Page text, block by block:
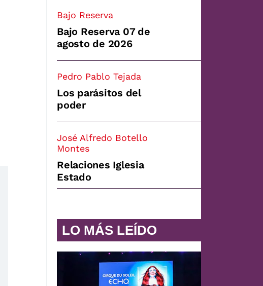
Bajo Reserva
Bajo Reserva 07 de
agosto de 2026
Pedro Pablo Tejada
Los parásitos del
poder
José Alfredo Botello
Montes
Relaciones Iglesia
Estado
LO MÁS LEÍDO